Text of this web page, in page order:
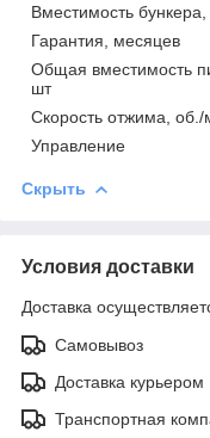
Вместимость бункера,
Гарантия, месяцев
Общая вместимость
шт
Скорость отжима, об./
Управление
Скрыть
Условия доставки
Доставка
Самовывоз
Доставка курьером
Транспортная